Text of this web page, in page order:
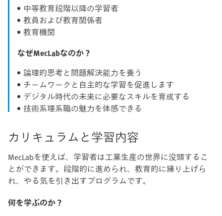
中等教育段階以降の学習者
教員および教育関係者
教育機関
なぜMecLabなのか？
論理的思考と問題解決能力を養う
チームワークと自主的な学習を促進します
デジタル時代の未来に必要なスキルを育成する
技術系理系職の魅力を体感できる
カリキュラムと学習内容
MecLabを使えば、学習者は工業生産の世界に没頭するこ
とができます。段階的に進められ、教育的に練り上げら
れ、やる気を引き出すプログラムです。
何を学ぶのか？